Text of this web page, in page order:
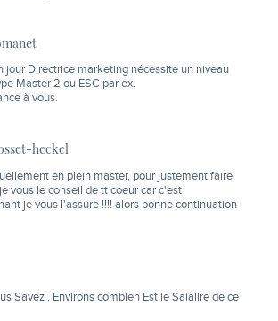
jour Directrice marketing nécessite un niveau
Master 2 ou ESC par ex.
à vous.
heckel
en plein master, pour justement faire
vous le conseil de tt coeur car c'est
je vous l'assure !!!! alors bonne continuation
Savez , Environs combien Est le Salaiire de ce